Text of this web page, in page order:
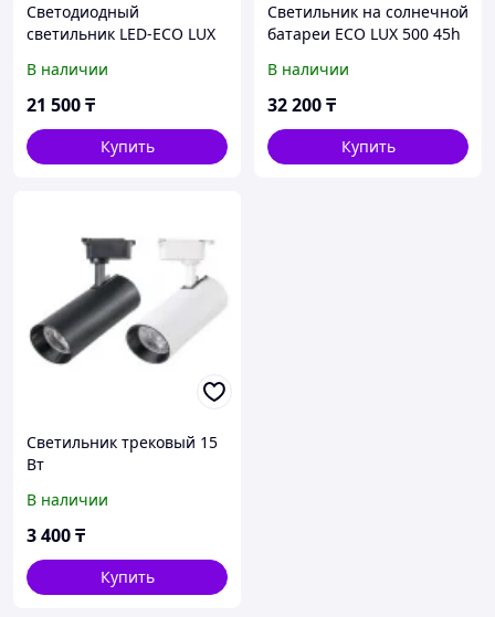
Светодиодный
светильник LED-ECO LUX
В наличии
21 500₸
Купить
Светильник на солнечной
батареи ECO LUX 500 45h
В наличии
32 200₸
Купить
Светильник трековый 15
Вт
В наличии
3 400₸
Купить